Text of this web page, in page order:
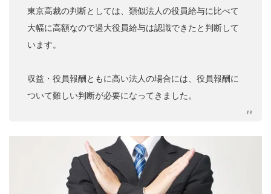
東京高裁の判断としては、類似法人の役員給与に比べて
大幅に高額なので過大役員給与は認識できたと判断して
います。
収益・役員報酬ともに高い法人の場合には、役員報酬に
ついて難しい判断が必要になってきました。